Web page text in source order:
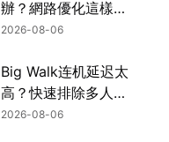
辦？網路優化這樣解
決！
2026-08-06
Big Walk连机延迟太
高？快速排除多人游
玩卡顿困扰！
2026-08-06